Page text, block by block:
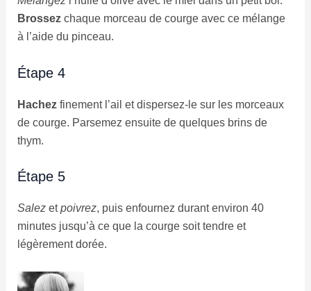
Brossezchaque morceau de courge avec ce mélange
à l’aide du pinceau.
Étape 4
Hachezfinement l’ail et dispersez-le sur les morceaux
de courge. Parsemez ensuite de quelques brins de
thym.
Étape 5
Salezetpoivrez, puis enfournez durant environ 40
minutes jusqu’à ce que la courge soit tendre et
légèrement dorée.